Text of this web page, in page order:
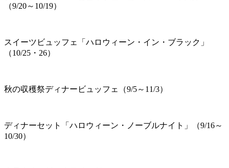
（9/20～10/19）
スイーツビュッフェ「ハロウィーン・イン・ブラック」
（10/25・26）
秋の収穫祭ディナービュッフェ（9/5～11/3）
ディナーセット「ハロウィーン・ノーブルナイト」（9/16～
10/30）